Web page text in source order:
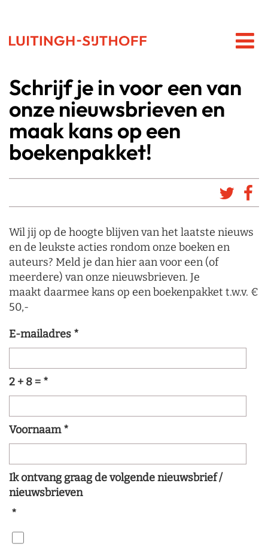
Schrijf je in voor een van
onze nieuwsbrieven en
maak kans op een
boekenpakket!
Wil jij op de hoogte blijven van het laatste nieuws
en de leukste acties rondom onze boeken en
auteurs? Meld je dan hier aan voor een (of
meerdere) van onze nieuwsbrieven. Je
maakt daarmee kans op een boekenpakket t.w.v. €
50,-
E-mailadres *
2 + 8 = *
Voornaam*
Ik ontvang graag de volgende nieuwsbrief /
nieuwsbrieven
*